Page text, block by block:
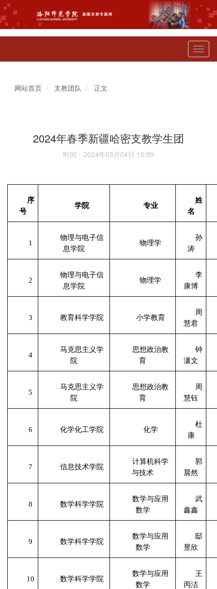
网站首页 支教团队 正文
2024年春季新疆哈密支教学生团
时间：2024年03月04日 15:59
序
号
学院 专业
姓
名
1
物理与电子信
息学院
物理学
孙
涛
2
物理与电子信
息学院
物理学
李
康博
3 教育科学学院 小学教育
周
慧君
4
马克思主义学
院
思想政治教
育
钟
潇文
5
马克思主义学
院
思想政治教
育
周
慧钰
6 化学化工学院 化学
杜
康
7 信息技术学院
计算机科学
与技术
郭
晨然
8 数学科学学院
数学与应用
数学
武
鑫鑫
9 数学科学学院
数学与应用
数学
邸
昱欣
10 数学科学学院
数学与应用
数学
王
丙洁